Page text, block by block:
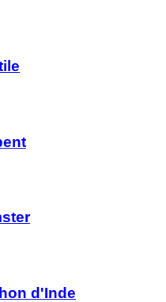
d'Inde